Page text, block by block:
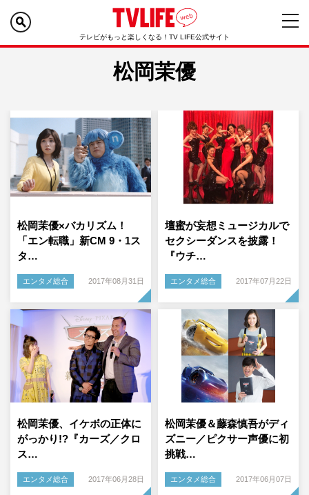
テレビがもっと楽しくなる！TV LIFE公式サイト
松岡茉優
松岡茉優×バカリズム！
「エン転職」新CM 9・1ス
タ…
エンタメ総合 2017年08月31日
壇蜜が妄想ミュージカルで
セクシーダンスを披露！
『ウチ…
エンタメ総合 2017年07月22日
松岡茉優、イケボの正体に
がっかり!?『カーズ／クロ
ス…
エンタメ総合 2017年06月28日
松岡茉優＆藤森慎吾がディ
ズニー／ピクサー声優に初
挑戦…
エンタメ総合 2017年06月07日